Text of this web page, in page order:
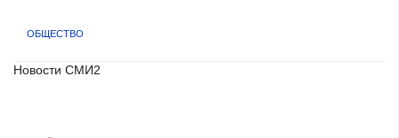
ОБЩЕСТВО
Новости СМИ2